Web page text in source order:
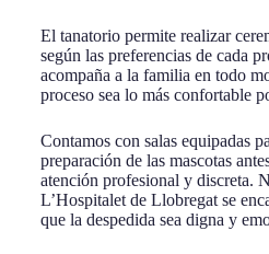
El tanatorio permite realizar
según las preferencias de cada
acompaña a la familia en todo
proceso sea lo más confortable
Contamos con salas equipadas
preparación de las mascotas
atención profesional y discreta.
L’Hospitalet de Llobregat se
que la despedida sea digna y